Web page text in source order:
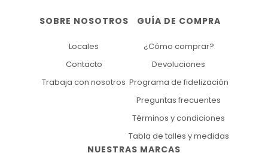
NUESTRAS MARCAS
GUÍA DE COMPRA
¿Cómo comprar?
Devoluciones
Programa de fidelización
Preguntas frecuentes
Términos y condiciones
Tabla de talles y medidas
SOBRE NOSOTROS
Locales
Contacto
Trabaja con nosotros